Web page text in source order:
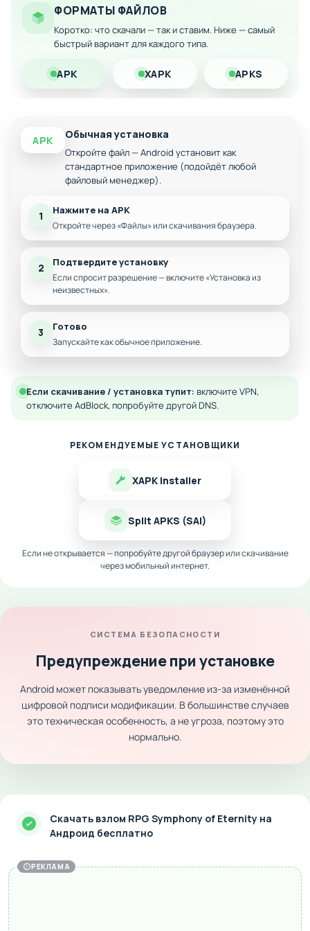
Улучшенная навигация и удобство интерфейса
Оптимизация для различных устройств Android
ФОРМАТЫ ФАЙЛОВ
Коротко: что скачали — так и ставим. Ниже — самый
быстрый вариант для каждого типа.
APK XAPK APKS
APK Обычная установка
Откройте файл — Android установит как
стандартное приложение (подойдёт любой
файловый менеджер).
1 Нажмите на APK
Откройте через «Файлы» или скачивания браузера.
2 Подтвердите установку
Если спросит разрешение — включите «Установка из
неизвестных».
3 Готово
Запускайте как обычное приложение.
Если скачивание / установка тупит: включите VPN,
отключите AdBlock, попробуйте другой DNS.
РЕКОМЕНДУЕМЫЕ УСТАНОВЩИКИ
XAPK Installer
Split APKS (SAI)
Если не открывается — попробуйте другой браузер или скачивание
через мобильный интернет.
СИСТЕМА БЕЗОПАСНОСТИ
Предупреждение при установке
Android может показывать уведомление из-за изменённой
цифровой подписи модификации. В большинстве случаев
это техническая особенность, а не угроза, поэтому это
нормально.
Скачать взлом RPG Symphony of Eternity на
Андроид бесплатно
РЕКЛАМА